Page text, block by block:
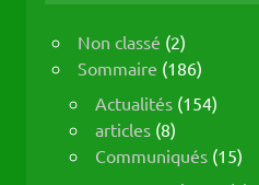
Non classé (2)
Sommaire (186)
Actualités (154)
articles (8)
Communiqués (15)